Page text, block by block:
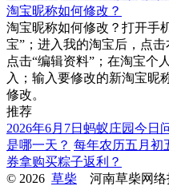
淘宝昵称如何修改？
淘宝昵称如何修改？打开手
宝”；进入我的淘宝后，点击
点击“编辑资料”；在淘宝个
入；输入要修改的新淘宝昵
修改。
推荐
2026年6月7日蚂蚁庄园今日
是哪一天？ 每年农历五月初
券拿购买粽子返利？
© 2026 草柴 河南草柴网络